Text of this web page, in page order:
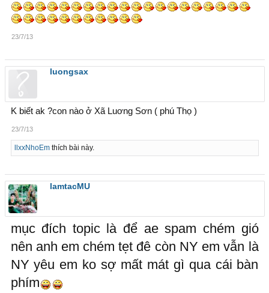
23/7/13
luongsax
K biết ak ?con nào ở Xã Luơng Sơn ( phú Thọ )
23/7/13
llxxNhoEmthích bài này.
lamtacMU
mục đích topic là để ae spam chém gió
nên anh em chém tẹt đê còn NY em vẫn là
NY yêu em ko sợ mất mát gì qua cái bàn
phím